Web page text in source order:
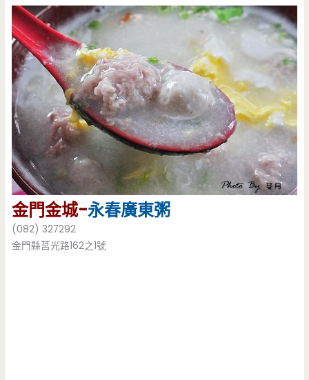
金門金城-永春廣東粥
(082) 327292
金門縣莒光路162之1號